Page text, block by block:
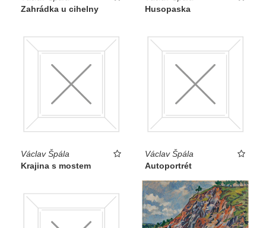
Zahrádka u cihelny
Husopaska
Václav Špála
Krajina s mostem
Václav Špála
Autoportrét